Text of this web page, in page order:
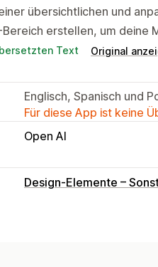
übersichtlichen und
Bereich erstellen, um
Text Original
Englisch, Spanisch und
Für diese App ist keine
Open AI
Design-Elemente –